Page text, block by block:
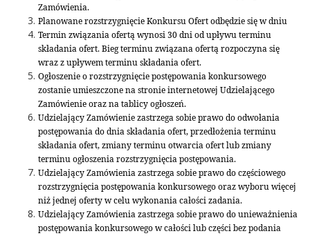
Zamówienia.
Planowane rozstrzygnięcie Konkursu Ofert odbędzie się w dniu
Termin związania ofertą wynosi 30 dni od upływu terminu
składania ofert. Bieg terminu związana ofertą rozpoczyna się
wraz z upływem terminu składania ofert.
Ogłoszenie o rozstrzygnięcie postępowania konkursowego
zostanie umieszczone na stronie internetowej Udzielającego
Zamówienie oraz na tablicy ogłoszeń.
Udzielający Zamówienie zastrzega sobie prawo do odwołania
postępowania do dnia składania ofert, przedłożenia terminu
składania ofert, zmiany terminu otwarcia ofert lub zmiany
terminu ogłoszenia rozstrzygnięcia postępowania.
Udzielający Zamówienia zastrzega sobie prawo do częściowego
rozstrzygnięcia postępowania konkursowego oraz wyboru więcej
niż jednej oferty w celu wykonania całości zadania.
Udzielający Zamówienia zastrzega sobie prawo do unieważnienia
postępowania konkursowego w całości lub części bez podania